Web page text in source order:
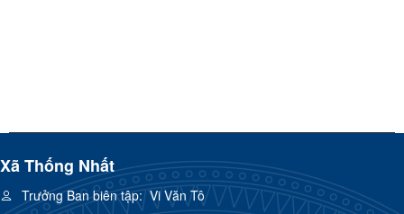
Xã Thống Nhất
Trưởng Ban biên tập:Vi Văn Tô